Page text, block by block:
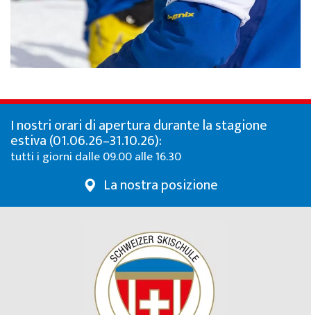
I nostri orari di apertura durante la stagione
estiva (01.06.26–31.10.26):
tutti i giorni dalle 09.00 alle 16.30
La nostra posizione